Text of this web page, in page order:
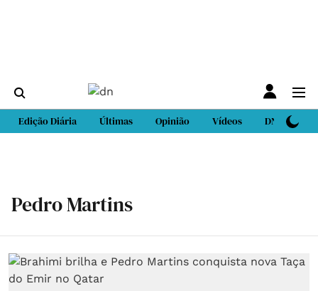
Edição Diária Últimas Opinião Vídeos DN Sport
Pedro Martins